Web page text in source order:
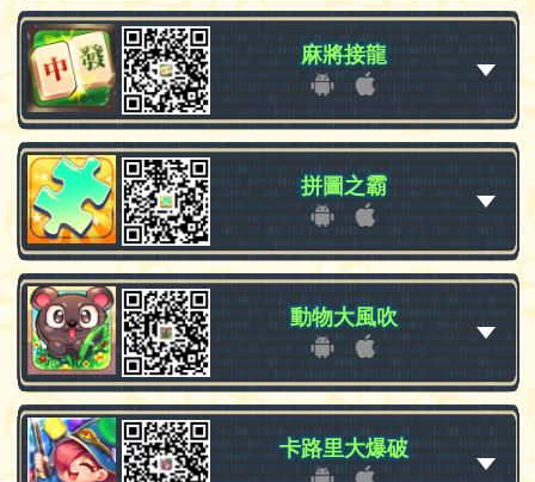
麻將接龍
麻將接龍
拼圖之霸
拼圖之霸
動物大風吹
動物大風吹
卡路里大爆破
卡路里大爆破